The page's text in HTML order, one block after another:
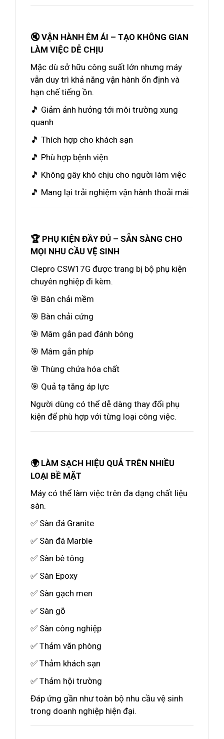
🔇 VẬN HÀNH ÊM ÁI – TẠO KHÔNG GIAN
LÀM VIỆC DỄ CHỊU
Mặc dù sở hữu công suất lớn nhưng máy
vẫn duy trì khả năng vận hành ổn định và
hạn chế tiếng ồn.
🎵 Giảm ảnh hưởng tới môi trường xung
quanh
🎵 Thích hợp cho khách sạn
🎵 Phù hợp bệnh viện
🎵 Không gây khó chịu cho người làm việc
🎵 Mang lại trải nghiệm vận hành thoải mái
🏆 PHỤ KIỆN ĐẦY ĐỦ – SẴN SÀNG CHO
MỌI NHU CẦU VỆ SINH
Clepro CSW17G được trang bị bộ phụ kiện
chuyên nghiệp đi kèm.
🎯 Bàn chải mềm
🎯 Bàn chải cứng
🎯 Mâm gắn pad đánh bóng
🎯 Mâm gắn phíp
🎯 Thùng chứa hóa chất
🎯 Quả tạ tăng áp lực
Người dùng có thể dễ dàng thay đổi phụ
kiện để phù hợp với từng loại công việc.
🌍 LÀM SẠCH HIỆU QUẢ TRÊN NHIỀU
LOẠI BỀ MẶT
Máy có thể làm việc trên đa dạng chất liệu
sàn.
✅ Sàn đá Granite
✅ Sàn đá Marble
✅ Sàn bê tông
✅ Sàn Epoxy
✅ Sàn gạch men
✅ Sàn gỗ
✅ Sàn công nghiệp
✅ Thảm văn phòng
✅ Thảm khách sạn
✅ Thảm hội trường
Đáp ứng gần như toàn bộ nhu cầu vệ sinh
trong doanh nghiệp hiện đại.